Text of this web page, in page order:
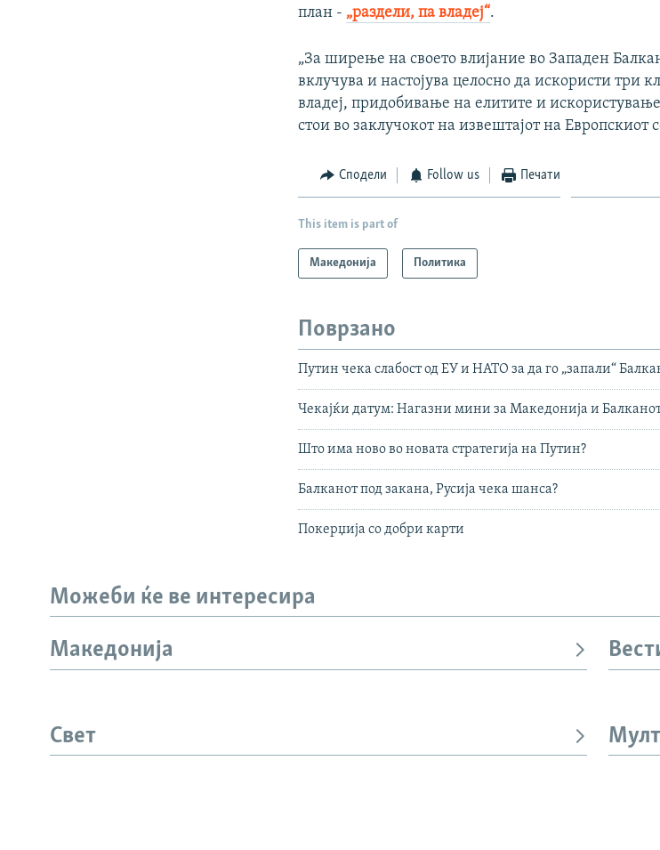
СЛЕДЕТЕ НЕ
РСЕ веб страници
план - „раздели, па владеј“.
„За ширење на своето влијание во Западен
вклучува и настојува целосно да искористи три
владеј, придобивање на елитите и
стои во заклучокот на извештајот на
Сподели Follow us Печати
This item is part of
Македонија Политика
Поврзано
Путин чека слабост од ЕУ и НАТО за да го „запали“
Чекајќи датум: Нагазни мини за Македонија и
Што има ново во новата стратегија на Путин?
Балканот под закана, Русија чека шанса?
Покерџија со добри карти
Можеби ќе ве интересира
Македонија
Свет